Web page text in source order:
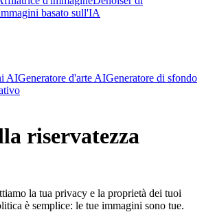
basato sull'IA
AIGeneratore d'arte AIGeneratore di sfondo
riservatezza
la tua privacy e la proprietà dei tuoi
è semplice: le tue immagini sono tue.